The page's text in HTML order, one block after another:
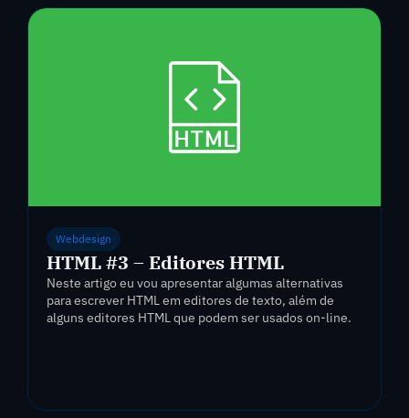
Webdesign
HTML #3 – Editores HTML
Neste artigo eu vou apresentar algumas alternativas
para escrever HTML em editores de texto, além de
alguns editores HTML que podem ser usados on-line.